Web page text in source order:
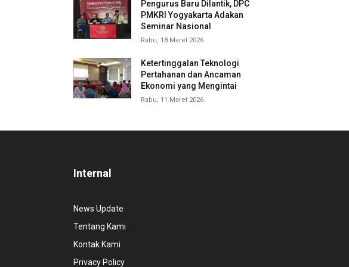
Pengurus Baru Dilantik, DPC
PMKRI Yogyakarta Adakan
Seminar Nasional
Rabu, 18 Maret 2026
Ketertinggalan Teknologi
Pertahanan dan Ancaman
Ekonomi yang Mengintai
Rabu, 11 Maret 2026
Internal
News Update
Tentang Kami
Kontak Kami
Privacy Policy